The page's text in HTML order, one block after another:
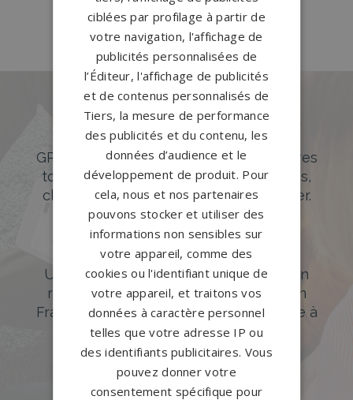
CAMEYRAC
Des pierres tombales uniques et
originales
GPG Granit offre un large choix de pierres
tombales en granit de styles modernes,
classiques ou originales à personnaliser.
DÉCOUVREZ NOTRE CATALOGUE
Accompagnement sur-mesure
Un accompagnement sur mesure et un
réseau de 1200 partenaires partout en
France. Personnalisation avancée grâce à
notre configurateur 3D en ligne.
PERSONNALISEZ VOTRE MONUMENT
ciblées par profilage à partir de
votre navigation, l'affichage de
publicités personnalisées de
l’Éditeur, l'affichage de publicités
et de contenus personnalisés de
Tiers, la mesure de performance
des publicités et du contenu, les
données d’audience et le
développement de produit. Pour
cela, nous et nos partenaires
pouvons stocker et utiliser des
informations non sensibles sur
votre appareil, comme des
cookies ou l'identifiant unique de
votre appareil, et traitons vos
données à caractère personnel
telles que votre adresse IP ou
des identifiants publicitaires. Vous
pouvez donner votre
consentement spécifique pour